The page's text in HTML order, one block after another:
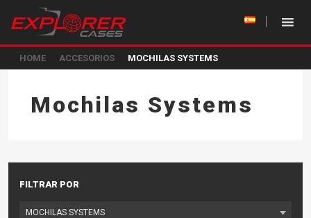
HOME ACCESORIOS MOCHILAS SYSTEMS
Mochilas Systems
FILTRAR POR